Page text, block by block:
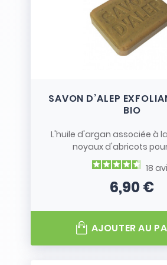
Renforcez la barrière cutanée
formules adaptées à votre
FAQ sur nos
du soin du
CORPS ?
Notre gamme de soins pour le
plusieurs catégories de
Hydratants et nourrissants
laits corporels.
Nettoyants doux: gels douches
SAVON D’ALEP
BIO
L'huile d'argan associée à
noyaux d'abricots
18
Prix
6,90 €
AJOUTER AU